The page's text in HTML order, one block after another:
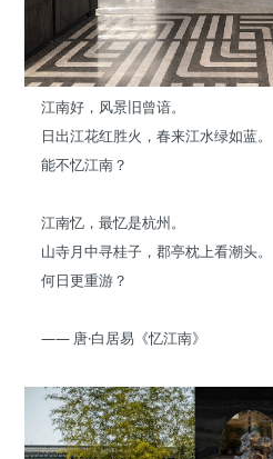
江南好，风景旧曾谙。
日出江花红胜火，春来江水绿如蓝。
能不忆江南？
江南忆，最忆是杭州。
山寺月中寻桂子，郡亭枕上看潮头。
何日更重游？
—— 唐·白居易《忆江南》